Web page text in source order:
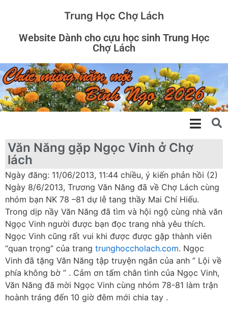
Trung Học Chợ Lách
Website Dành cho cựu học sinh Trung Học
Chợ Lách
Văn Năng gặp Ngọc Vinh ở Chợ
lách
Ngày đăng: 11/06/2013, 11:44 chiều, ý kiến phản hồi (2)
Ngày 8/6/2013, Trương Văn Năng đã về Chợ Lách cùng
nhóm bạn NK 78 –81 dự lễ tang thầy Mai Chí Hiếu.
Trong dịp nầy Văn Năng đã tìm và hội ngộ cùng nhà văn
Ngọc Vinh người được bạn đọc trang nhà yêu thích.
Ngọc Vinh cũng rất vui khi được được gặp thành viên
“quan trọng” của trang trunghoccholach.com. Ngọc
Vinh đã tặng Văn Năng tập truyện ngắn của anh ” Lội về
phía không bờ ” . Cảm ơn tấm chân tình của Ngọc Vinh,
Văn Năng đã mời Ngọc Vinh cùng nhóm 78-81 làm trận
hoành tráng đến 10 giờ đêm mới chia tay .